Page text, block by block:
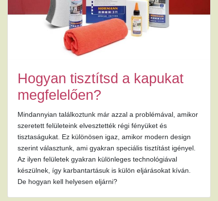
Hogyan tisztítsd a kapukat
megfelelően?
Mindannyian találkoztunk már azzal a problémával, amikor
szeretett felületeink elvesztették régi fényüket és
tisztaságukat. Ez különösen igaz, amikor modern design
szerint választunk, ami gyakran speciális tisztítást igényel.
Az ilyen felületek gyakran különleges technológiával
készülnek, így karbantartásuk is külön eljárásokat kíván.
De hogyan kell helyesen eljárni?